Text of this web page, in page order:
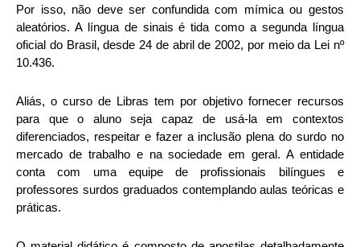
Por isso, não deve ser confundida com mímica ou gestos
aleatórios. A língua de sinais é tida como a segunda língua
oficial do Brasil, desde 24 de abril de 2002, por meio da Lei nº
10.436.
Aliás, o curso de Libras tem por objetivo fornecer recursos
para que o aluno seja capaz de usá-la em contextos
diferenciados, respeitar e fazer a inclusão plena do surdo no
mercado de trabalho e na sociedade em geral. A entidade
conta com uma equipe de profissionais bilíngues e
professores surdos graduados contemplando aulas teóricas e
práticas.